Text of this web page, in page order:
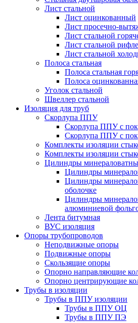
Лист стальной
Лист оцинкованный
Лист просечно-
Лист стальной
Лист стальной
Лист стальной
Полоса стальная
Полоса стальная
Полоса
Уголок стальной
Швеллер стальной
Изоляция для труб
Скорлупа ППУ
Скорлупа ППУ с
Скорлупа ППУ с
Комплекты изоляции
Комплекты изоляции
Цилиндры
Цилиндры
Цилиндры
оболочке
Цилиндры
алюминиевой
Лента битумная
ВУС изоляция
Опоры трубопроводов
Неподвижные опоры
Подвижные опоры
Скользящие опоры
Опорно направляющие
Опорно центрирующие
Трубы в изоляции
Трубы в ППУ изоляции
Трубы в ППУ ОЦ
Трубы в ППУ ПЭ